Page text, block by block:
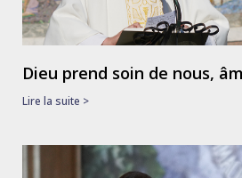
Dieu prend soin de nous,
Lire la suite >